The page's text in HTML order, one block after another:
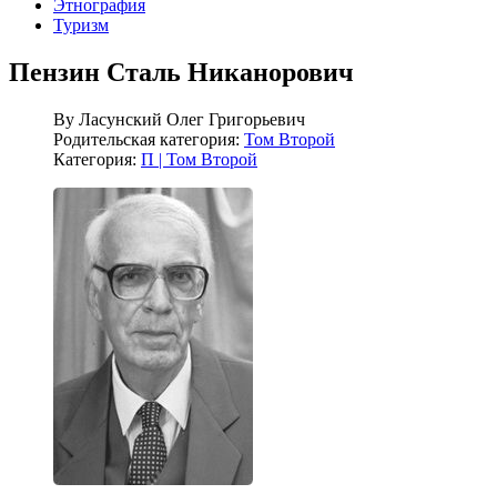
Этнография
Туризм
Пензин Сталь Никанорович
By Ласунский Олег Григорьевич
Родительская категория: Том Второй
Категория: П | Том Второй